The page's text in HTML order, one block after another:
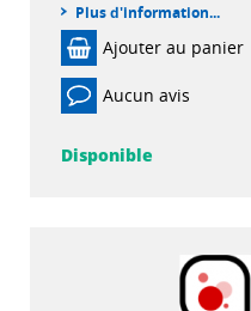
Plus d'information...
Ajouter au panier
Aucun avis
Disponible